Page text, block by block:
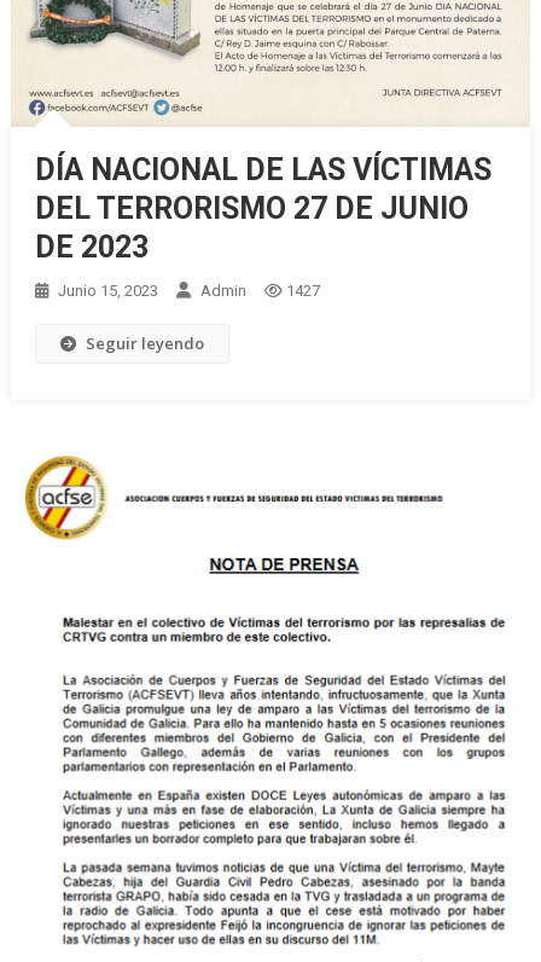
DÍA NACIONAL DE LAS VÍCTIMAS
DEL TERRORISMO 27 DE JUNIO
DE 2023
Junio 15, 2023 Admin 1427
Seguir leyendo